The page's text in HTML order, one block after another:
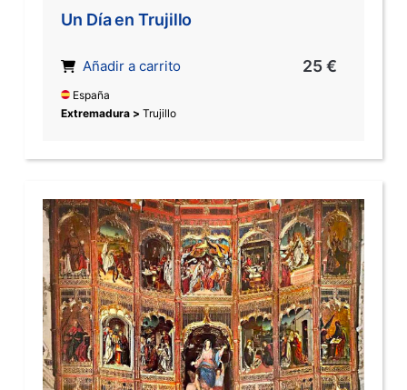
Un Día en Trujillo
Añadir a carrito 25 €
España
Extremadura > Trujillo